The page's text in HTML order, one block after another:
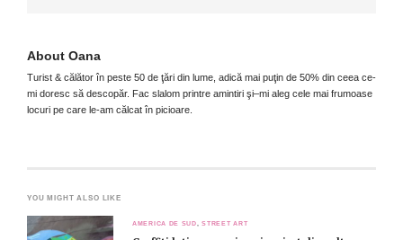
About Oana
Turist & călător în peste 50 de ţări din lume, adică mai puţin de 50% din ceea ce-
mi doresc să descopăr. Fac slalom printre amintiri şi–mi aleg cele mai frumoase
locuri pe care le-am călcat în picioare.
YOU MIGHT ALSO LIKE
AMERICA DE SUD ,STREET ART